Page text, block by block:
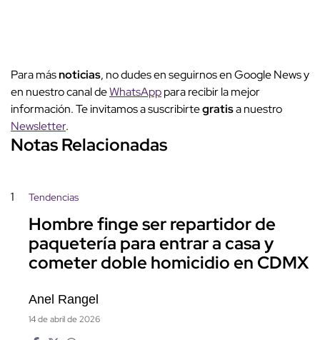
Para másnoticias, no dudes en seguirnos en Google News y
en nuestro canal deWhatsApppara recibir la mejor
información. Te invitamos a suscribirtegratisa nuestro
Newsletter.
Notas Relacionadas
1 Tendencias
Hombre finge ser repartidor de
paquetería para entrar a casa y
cometer doble homicidio en CDMX
Anel Rangel
14 de abril de 2026